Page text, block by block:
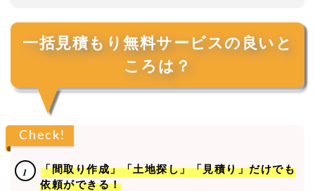
一括見積もり無料サービスの良いと
ころは？
Check!
「間取り作成」「土地探し」「見積り」だけでも
依頼ができる！